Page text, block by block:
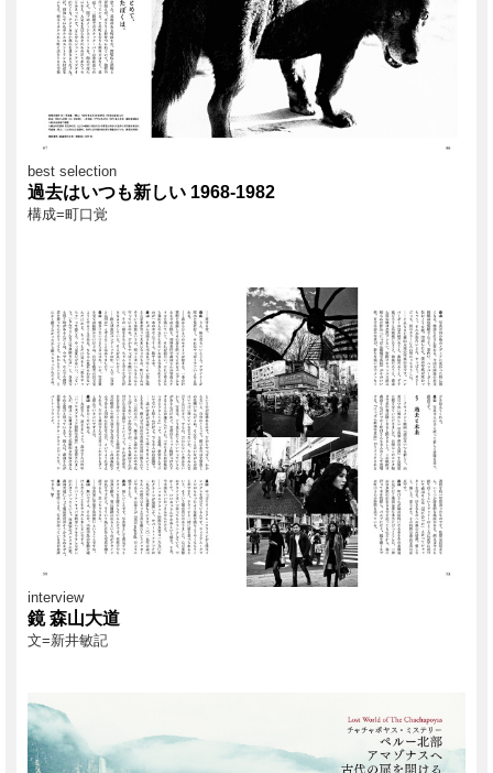
best selection
過去はいつも新しい 1968-1982
構成=町口覚
interview
鏡 森山大道
文=新井敏記